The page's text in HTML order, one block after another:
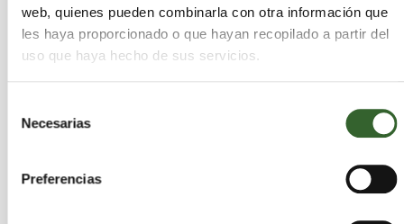
web, quienes pueden combinarla con otra información que
les haya proporcionado o que hayan recopilado a partir del
uso que haya hecho de sus servicios.
Necesarias
Preferencias
ARAGONESA DE RECICLADOS
PLASTICOS, S.A.
ALUMINIOS CORTIZO, S.A